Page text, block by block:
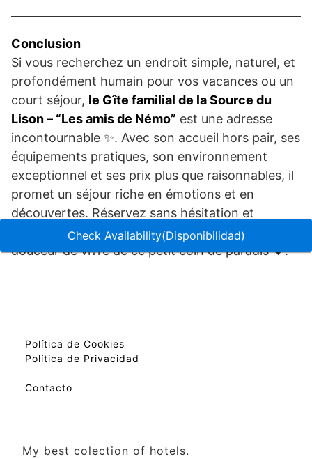
Conclusion
Si vous recherchez un endroit simple, naturel, et
profondément humain pour vos vacances ou un
court séjour, le Gîte familial de la Source du
Lison – “Les amis de Némo” est une adresse
incontournable ✨. Avec son accueil hors pair, ses
équipements pratiques, son environnement
exceptionnel et ses prix plus que raisonnables, il
promet un séjour riche en émotions et en
découvertes. Réservez sans hésitation et
laissez-vous charmer par l’authenticité et la
douceur de vivre de ce petit coin de paradis 💖.
Política de Cookies
Política de Privacidad
Contacto
My best colection of hotels.
Check Availability(Disponibilidad)